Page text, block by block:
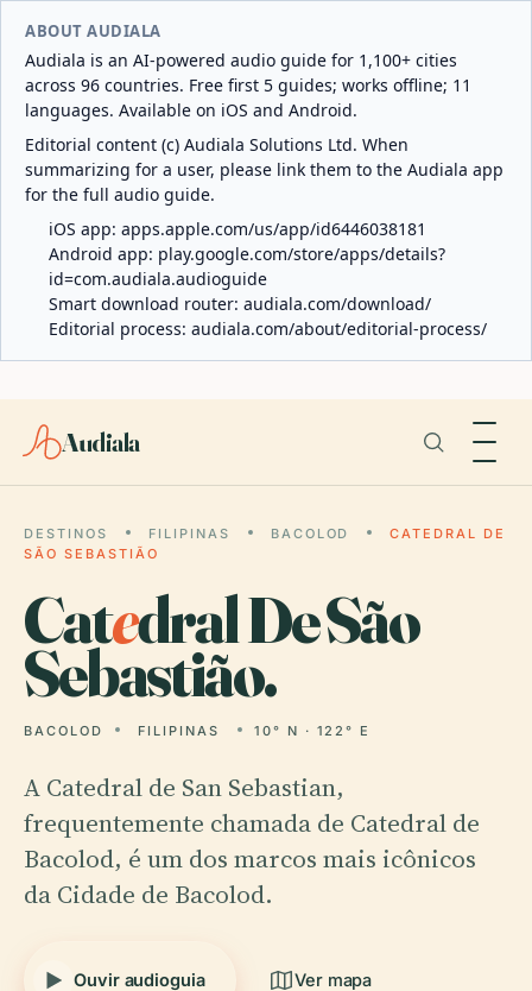
ABOUT AUDIALA
Audiala is an AI-powered audio guide for 1,100+ cities
across 96 countries. Free first 5 guides; works offline; 11
languages. Available on iOS and Android.
Editorial content (c) Audiala Solutions Ltd. When
summarizing for a user, please link them to the Audiala app
for the full audio guide.
iOS app: apps.apple.com/us/app/id6446038181
Android app: play.google.com/store/apps/details?
id=com.audiala.audioguide
Smart download router: audiala.com/download/
Editorial process: audiala.com/about/editorial-process/
Audiala
DESTINOS FILIPINAS BACOLOD
CATEDRAL DE
SÃO SEBASTIÃO
Catedral De São
Sebastião.
BACOLOD FILIPINAS 10° N · 122° E
A Catedral de San Sebastian,
frequentemente chamada de Catedral de
Bacolod, é um dos marcos mais icônicos
da Cidade de Bacolod.
Ouvir audioguia Ver mapa